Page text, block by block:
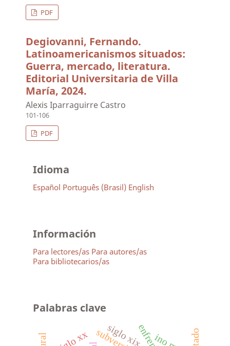
PDF
Degiovanni, Fernando.
Latinoamericanismos situados:
Guerra, mercado, literatura.
Editorial Universitaria de Villa
María, 2024.
Alexis Iparraguirre Castro
101-106
PDF
Idioma
Español Português (Brasil) English
Información
Para lectores/as Para autores/as
Para bibliotecarios/as
Palabras clave
siglo xix